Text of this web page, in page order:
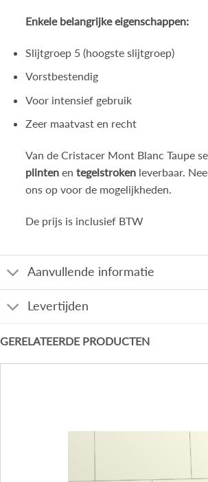
Enkele belangrijke eigenschappen:
Slijtgroep 5 (hoogste slijtgroep)
Vorstbestendig
Voor intensief gebruik
Zeer maatvast en recht
Van de Cristacer Mont Blanc Taupe
plintenen tegelstrokenleverbaar.
ons op voor de mogelijkheden.
De prijs is inclusief BTW
Aanvullende informatie
Levertijden
GERELATEERDE PRODUCTEN